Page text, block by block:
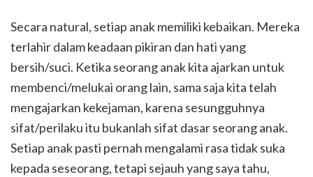
Secara natural, setiap anak memiliki kebaikan. Mereka
terlahir dalam keadaan pikiran dan hati yang
bersih/suci. Ketika seorang anak kita ajarkan untuk
membenci/melukai orang lain, sama saja kita telah
mengajarkan kekejaman, karena sesungguhnya
sifat/perilaku itu bukanlah sifat dasar seorang anak.
Setiap anak pasti pernah mengalami rasa tidak suka
kepada seseorang, tetapi sejauh yang saya tahu,